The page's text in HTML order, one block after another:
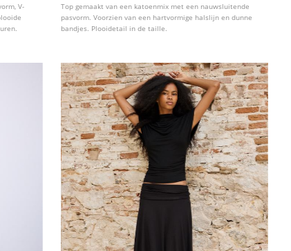
V-
Top gemaakt van een katoenmix met een nauwsluitende
pasvorm. Voorzien van een hartvormige halslijn en dunne
bandjes. Plooidetail in de taille.